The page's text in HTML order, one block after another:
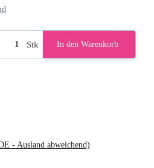
Stk In den Warenkorb
- Ausland abweichend)